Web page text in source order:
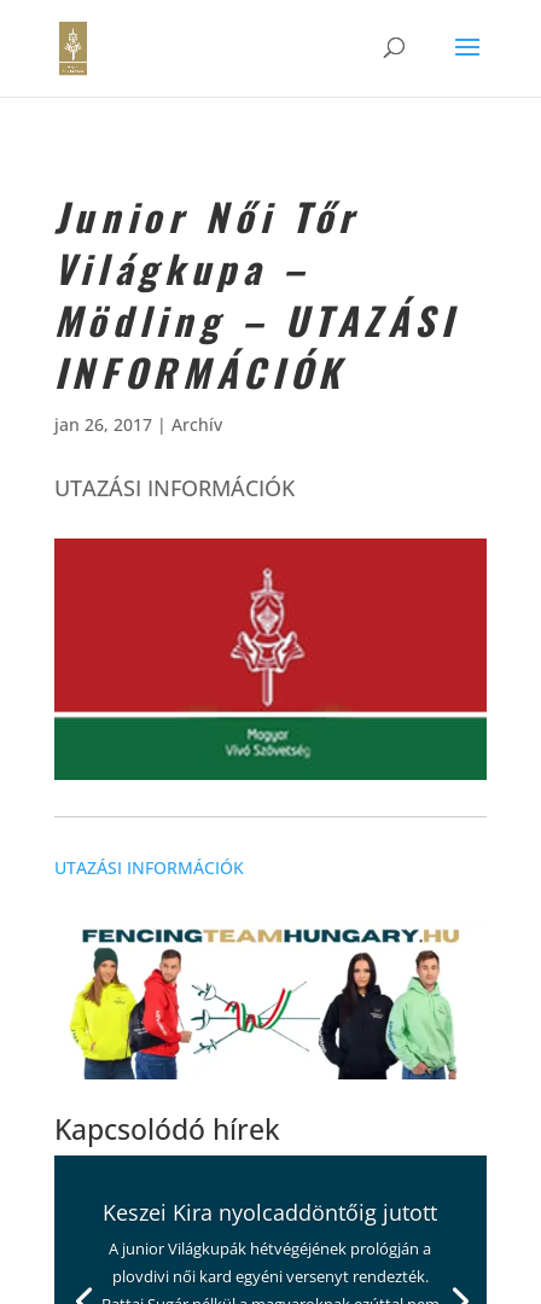
Junior Női Tőr
Világkupa –
Mödling – UTAZÁSI
INFORMÁCIÓK
jan 26, 2017| Archív
UTAZÁSI INFORMÁCIÓK
UTAZÁSI INFORMÁCIÓK
Kapcsolódó hírek
Keszei Kira nyolcaddöntőig jutott
A junior Világkupák hétvégéjének prológján a
plovdivi női kard egyéni versenyt rendezték.